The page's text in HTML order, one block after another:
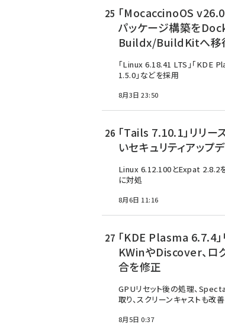
「MocaccinoOS
パッケージ構築を
Buildx/BuildKitへ移
「Linux 6.18.41 LTS」「KDE
1.5.0」などを採用
8月3日 23:50
「Tails 7.10.1」リリ
いセキュリティアップ
Linux 6.12.100とExpat 2.8.2
に対処
8月6日 11:16
「KDE Plasma 6.7.4
KWinやDiscover、ロ
合を修正
GPUリセット後の処理、
取り、スクリーンキャストも改善
8月5日 0:37